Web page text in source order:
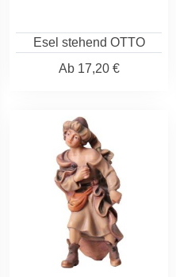
Esel stehend OTTO
Ab17,20 €